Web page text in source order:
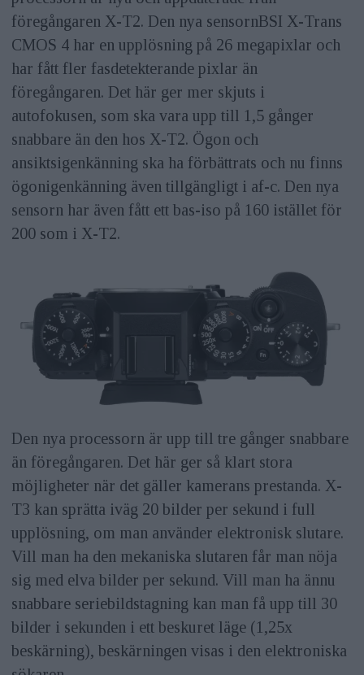
föregångaren X-T2. Den nya sensornBSI X-Trans
CMOS 4 har en upplösning på 26 megapixlar och
har fått fler fasdetekterande pixlar än
föregångaren. Det här ger mer skjuts i
autofokusen, som ska vara upp till 1,5 gånger
snabbare än den hos X-T2. Ögon och
ansiktsigenkänning ska ha förbättrats och nu finns
ögonigenkänning även tillgängligt i af-c. Den nya
sensorn har även fått ett bas-iso på 160 istället för
200 som i X-T2.
Den nya processorn är upp till tre gånger snabbare
än föregångaren. Det här ger så klart stora
möjligheter när det gäller kamerans prestanda. X-
T3 kan sprätta iväg 20 bilder per sekund i full
upplösning, om man använder elektronisk slutare.
Vill man ha den mekaniska slutaren får man nöja
sig med elva bilder per sekund. Vill man ha ännu
snabbare seriebildstagning kan man få upp till 30
bilder i sekunden i ett beskuret läge (1,25x
beskärning), beskärningen visas i den elektroniska